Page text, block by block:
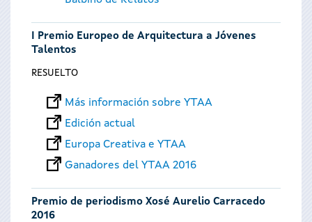
I Premio Europeo de Arquitectura a Jóvenes
Talentos
RESUELTO
Más información sobre YTAA
Edición actual
Europa Creativa e YTAA
Ganadores del YTAA 2016
Premio de periodismo Xosé Aurelio Carracedo
2016